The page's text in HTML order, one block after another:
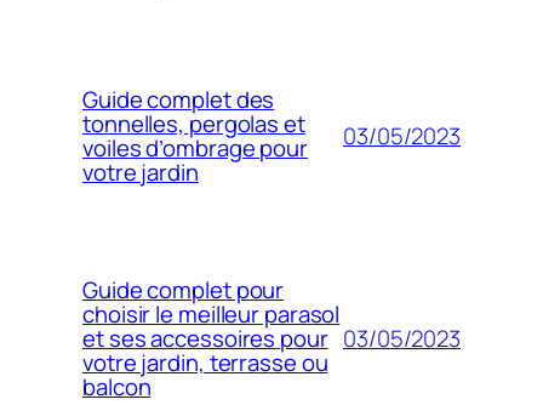
Guide complet des
tonnelles, pergolas et
voiles d’ombrage pour
votre jardin
03/05/2023
Guide complet pour
choisir le meilleur parasol
et ses accessoires pour
votre jardin, terrasse ou
balcon
03/05/2023